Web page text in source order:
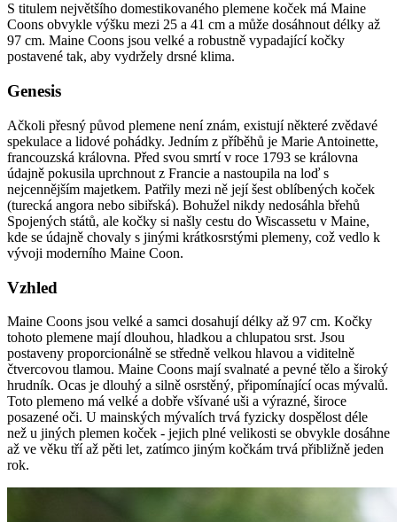
S titulem největšího domestikovaného plemene koček má Maine
Coons obvykle výšku mezi 25 a 41 cm a může dosáhnout délky až
97 cm. Maine Coons jsou velké a robustně vypadající kočky
postavené tak, aby vydržely drsné klima.
Genesis
Ačkoli přesný původ plemene není znám, existují některé zvědavé
spekulace a lidové pohádky. Jedním z příběhů je Marie Antoinette,
francouzská královna. Před svou smrtí v roce 1793 se královna
údajně pokusila uprchnout z Francie a nastoupila na loď s
nejcennějším majetkem. Patřily mezi ně její šest oblíbených koček
(turecká angora nebo sibiřská). Bohužel nikdy nedosáhla břehů
Spojených států, ale kočky si našly cestu do Wiscassetu v Maine,
kde se údajně chovaly s jinými krátkosrstými plemeny, což vedlo k
vývoji moderního Maine Coon.
Vzhled
Maine Coons jsou velké a samci dosahují délky až 97 cm. Kočky
tohoto plemene mají dlouhou, hladkou a chlupatou srst. Jsou
postaveny proporcionálně se středně velkou hlavou a viditelně
čtvercovou tlamou. Maine Coons mají svalnaté a pevné tělo a široký
hrudník. Ocas je dlouhý a silně osrstěný, připomínající ocas mývalů.
Toto plemeno má velké a dobře všívané uši a výrazné, široce
posazené oči. U mainských mývalích trvá fyzicky dospělost déle
než u jiných plemen koček - jejich plné velikosti se obvykle dosáhne
až ve věku tří až pěti let, zatímco jiným kočkám trvá přibližně jeden
rok.